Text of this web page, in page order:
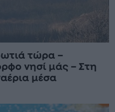
τώρα –
νησί μάς – Στη
μέσα